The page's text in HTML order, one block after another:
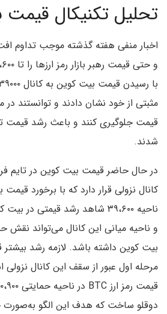
تحلیل تکنیکال
اخبار منفی هفته گذشته موجب تداوم
مثبتی از خود نشان دادند و توانستند در
شدند.
کانال نزولی قرار دارد که با برخورد
ناحیه ۳۹،۶۰۰ شاهد رشد قیمتی
و ناحیه میانی این کانال می‌تواند نقش
بیت کوین داشته باشد. لازمه رشد
مرحله اول عبور از سقف این کانال نزولی
دوقلو ساخت که هدف این الگو به‌صورت